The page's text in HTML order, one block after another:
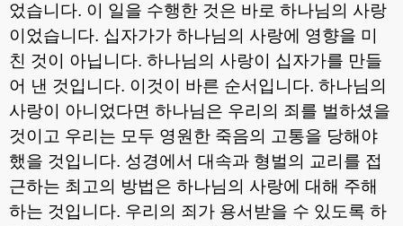
었습니다. 이 일을 수행한 것은 바로 하나님의 사랑
이었습니다. 십자가가 하나님의 사랑에 영향을 미
친 것이 아닙니다. 하나님의 사랑이 십자가를 만들
어 낸 것입니다. 이것이 바른 순서입니다. 하나님의
사랑이 아니었다면 하나님은 우리의 죄를 벌하셨을
것이고 우리는 모두 영원한 죽음의 고통을 당해야
했을 것입니다. 성경에서 대속과 형벌의 교리를 접
근하는 최고의 방법은 하나님의 사랑에 대해 주해
하는 것입니다. 우리의 죄가 용서받을 수 있도록 하